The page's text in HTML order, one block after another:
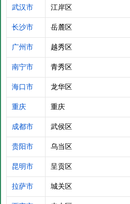
武汉市 江岸区
长沙市 岳麓区
广州市 越秀区
南宁市 青秀区
海口市 龙华区
重庆 重庆
成都市 武侯区
贵阳市 乌当区
昆明市 呈贡区
拉萨市 城关区